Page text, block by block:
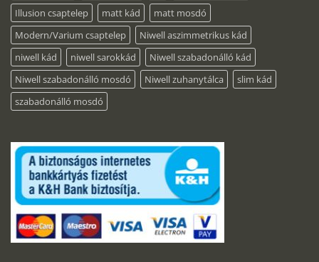
Illusion csaptelep
matt kád
matt mosdó
Modern/Varium csaptelep
Niwell aszimmetrikus kád
niwell kád
niwell sarokkád
Niwell szabadonálló kád
Niwell szabadonálló mosdó
Niwell zuhanytálca
slim kád
szabadonálló mosdó